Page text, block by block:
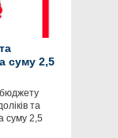
суму 2,5
бюджету
та
суму 2,5